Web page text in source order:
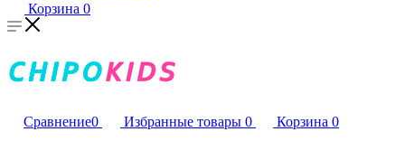
Корзина 0
Сравнение0 Избранные товары 0 Корзина 0